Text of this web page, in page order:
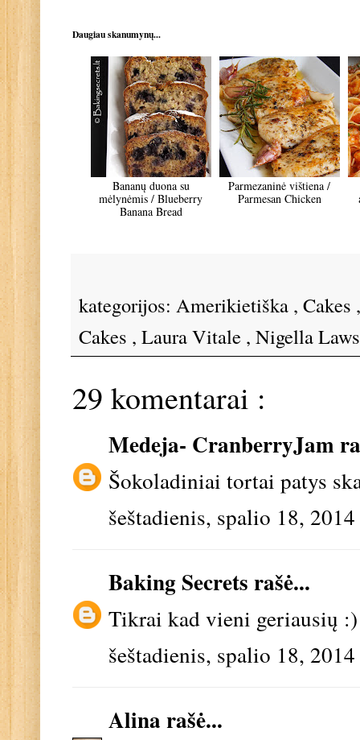
Daugiau skanumynų...
Bananų duona su
mėlynėmis / Blueberry
Banana Bread
Parmezaninė vištiena /
Parmesan Chicken
kategorijos: Amerikietiška , Cakes
Cakes , Laura Vitale , Nigella
29 komentarai :
Medeja- CranberryJam
Šokoladiniai tortai patys
šeštadienis, spalio 18, 2014
Baking Secrets rašė...
Tikrai kad vieni geriausių :)
šeštadienis, spalio 18, 2014
Alina rašė...